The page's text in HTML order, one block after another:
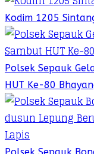
Kodim 1205
Polsek Sepauk
HUT Ke-80
Polsek Sepauk